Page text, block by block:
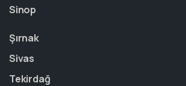
Sinop
Şırnak
Sivas
Tekirdağ